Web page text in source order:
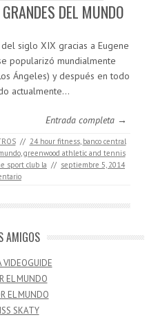
DEL MUNDO
siglo XIX gracias a Eugene
popularizó mundialmente
Ángeles) y después en todo
actualmente…
Entrada completa →
// 24 hour fitness, banco central
,greenwood athletic and tennis
sport club la // septiembre 5, 2014
AMIGOS
VIDEOGUIDE
EL MUNDO
EL MUNDO
SKATY